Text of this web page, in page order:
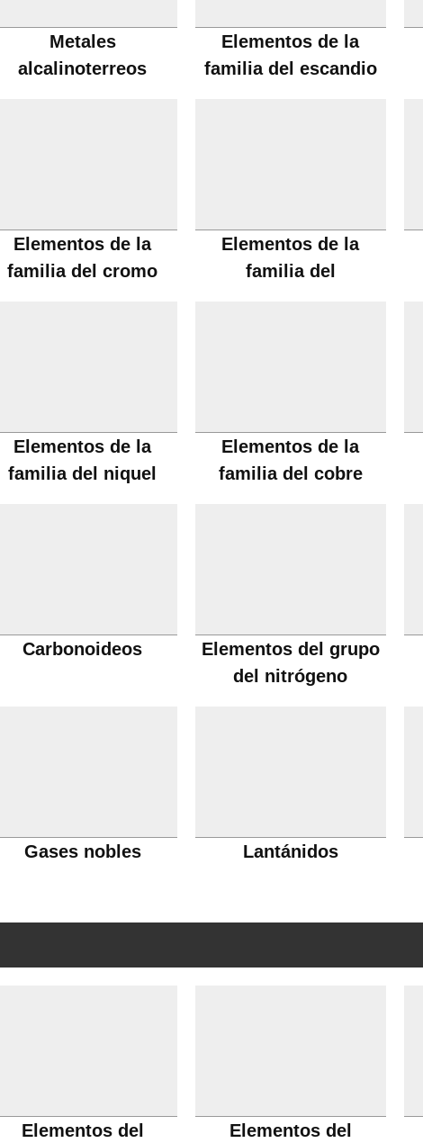
Metales
alcalinoterreos
Elementos de la
familia del escandio
Elementos de la
familia del cromo
Elementos de la
familia del
Elementos de la
familia del niquel
Elementos de la
familia del cobre
Carbonoideos
Elementos del grupo
del nitrógeno
Gases nobles Lantánidos
Elementos del Elementos del